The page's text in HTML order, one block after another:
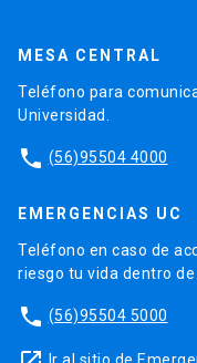
MESA CENTRAL
Teléfono para
Universidad.
phone (56)95504 4000
EMERGENCIAS UC
Teléfono en caso de
riesgo tu vida dentro
phone (56)95504 5000